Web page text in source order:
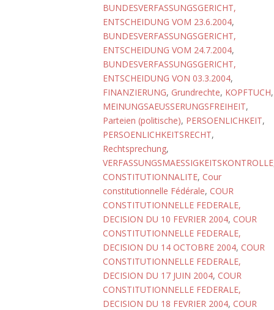
BUNDESVERFASSUNGSGERICHT,
ENTSCHEIDUNG VOM 23.6.2004,
BUNDESVERFASSUNGSGERICHT,
ENTSCHEIDUNG VOM 24.7.2004,
BUNDESVERFASSUNGSGERICHT,
ENTSCHEIDUNG VON 03.3.2004,
FINANZIERUNG, Grundrechte, KOPFTUCH,
MEINUNGSAEUSSERUNGSFREIHEIT,
Parteien (politische), PERSOENLICHKEIT,
PERSOENLICHKEITSRECHT,
Rechtsprechung,
VERFASSUNGSMAESSIGKEITSKONTROLLE
CONSTITUTIONNALITE, Cour
constitutionnelle Fédérale, COUR
CONSTITUTIONNELLE FEDERALE,
DECISION DU 10 FEVRIER 2004, COUR
CONSTITUTIONNELLE FEDERALE,
DECISION DU 14 OCTOBRE 2004, COUR
CONSTITUTIONNELLE FEDERALE,
DECISION DU 17 JUIN 2004, COUR
CONSTITUTIONNELLE FEDERALE,
DECISION DU 18 FEVRIER 2004, COUR